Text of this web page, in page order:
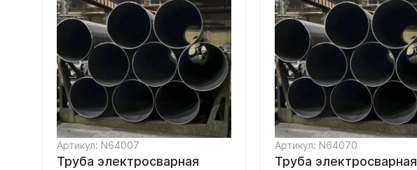
Артикул: N64007
Труба электросварная
Артикул: N64070
Труба электросварная